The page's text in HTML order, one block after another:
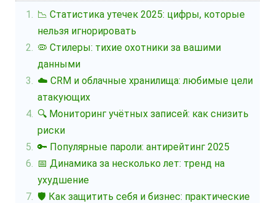
📉 Статистика утечек 2025: цифры, которые
нельзя игнорировать
🦠 Стилеры: тихие охотники за вашими
данными
☁️ CRM и облачные хранилища: любимые цели
атакующих
🔍 Мониторинг учётных записей: как снизить
риски
🔑 Популярные пароли: антирейтинг 2025
📅 Динамика за несколько лет: тренд на
ухудшение
🛡️ Как защитить себя и бизнес: практические